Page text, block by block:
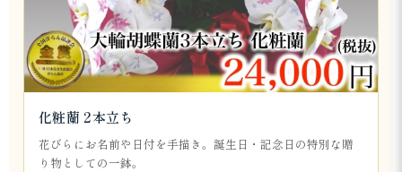
化粧蘭 2本立ち
花びらにお名前や日付を手描き。誕生日・記念日の特別な贈
り物としての一鉢。